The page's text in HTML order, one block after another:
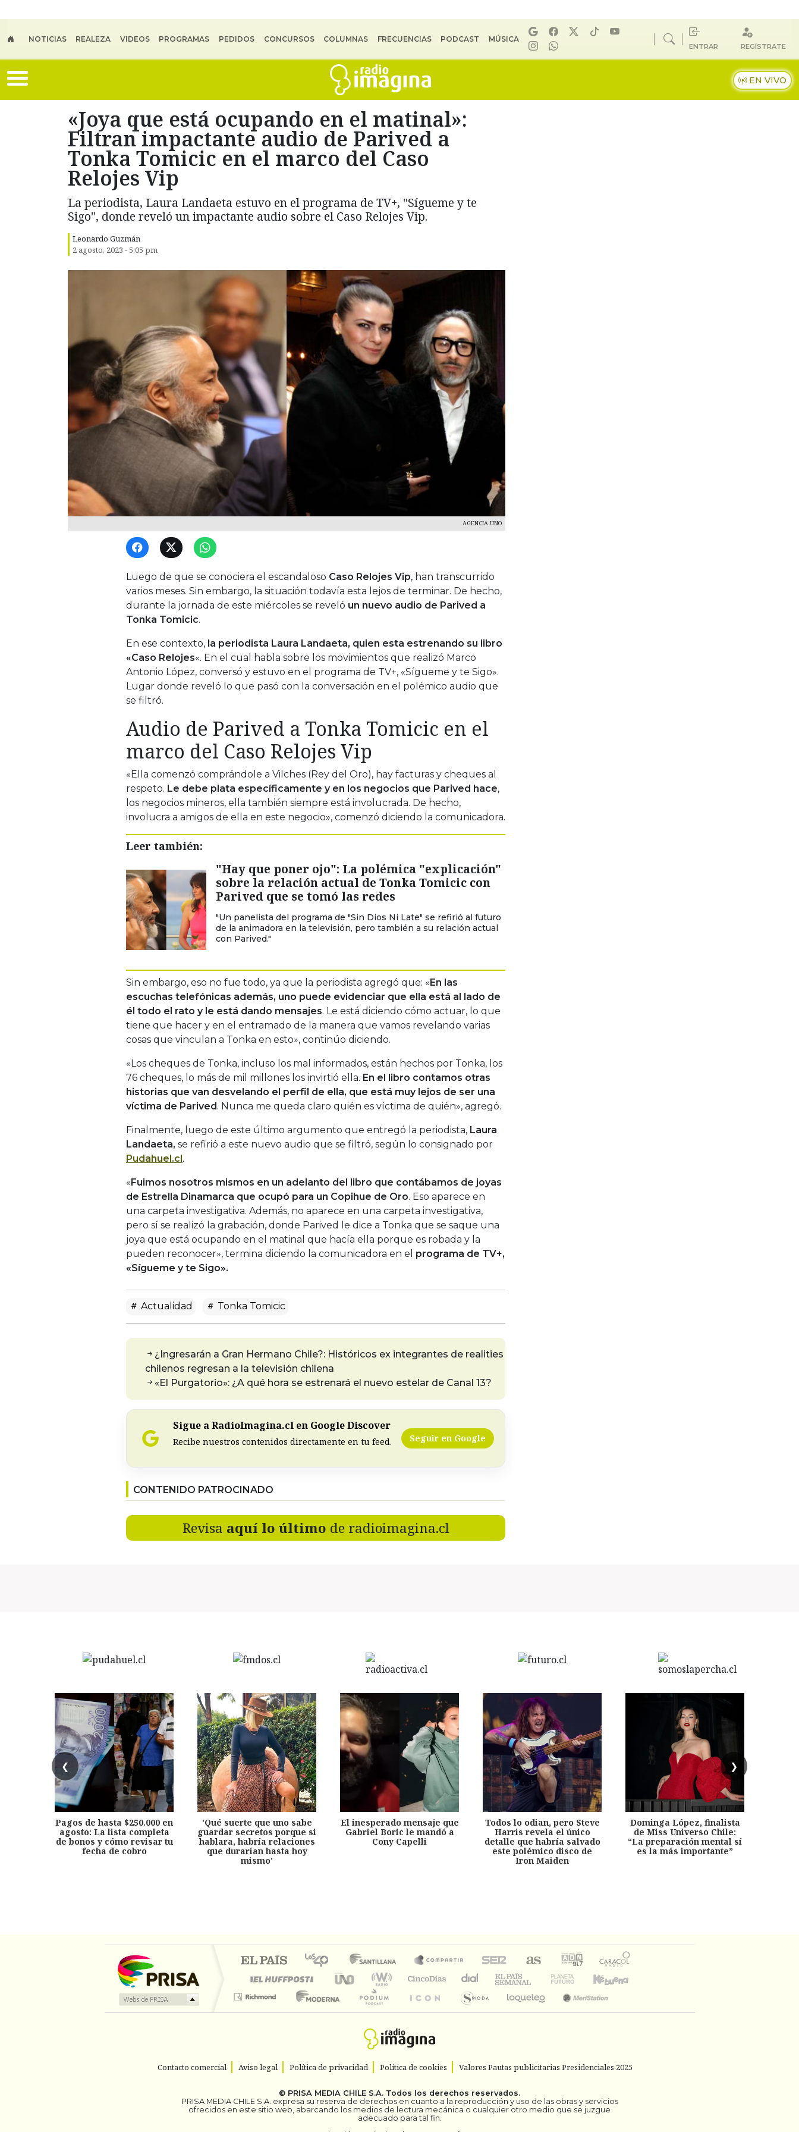
NOTICIAS REALEZA VIDEOS PROGRAMAS PEDIDOS CONCURSOS COLUMNAS FRECUENCIAS PODCAST MÚSICA
ENTRAR REGÍSTRATE
EN VIVO
«Joya que está ocupando en el matinal»:
Filtran impactante audio de Parived a
Tonka Tomicic en el marco del Caso
Relojes Vip
La periodista, Laura Landaeta estuvo en el programa de TV+, "Sígueme y te
Sigo", donde reveló un impactante audio sobre el Caso Relojes Vip.
Leonardo Guzmán
2 agosto, 2023 - 5:05 pm
AGENCIA UNO
Luego de que se conociera el escandaloso Caso Relojes Vip, han transcurrido
varios meses. Sin embargo, la situación todavía esta lejos de terminar. De hecho,
durante la jornada de este miércoles se reveló un nuevo audio de Parived a
Tonka Tomicic.
En ese contexto, la periodista Laura Landaeta, quien esta estrenando su libro
«Caso Relojes«. En el cual habla sobre los movimientos que realizó Marco
Antonio López, conversó y estuvo en el programa de TV+, «Sígueme y te Sigo».
Lugar donde reveló lo que pasó con la conversación en el polémico audio que
se filtró.
Audio de Parived a Tonka Tomicic en el
marco del Caso Relojes Vip
«Ella comenzó comprándole a Vilches (Rey del Oro), hay facturas y cheques al
respeto. Le debe plata específicamente y en los negocios que Parived hace,
los negocios mineros, ella también siempre está involucrada. De hecho,
involucra a amigos de ella en este negocio», comenzó diciendo la comunicadora.
Leer también:
"Hay que poner ojo": La polémica "explicación"
sobre la relación actual de Tonka Tomicic con
Parived que se tomó las redes
"Un panelista del programa de "Sin Dios Ni Late" se refirió al futuro
de la animadora en la televisión, pero también a su relación actual
con Parived."
Sin embargo, eso no fue todo, ya que la periodista agregó que: «En las
escuchas telefónicas además, uno puede evidenciar que ella está al lado de
él todo el rato y le está dando mensajes. Le está diciendo cómo actuar, lo que
tiene que hacer y en el entramado de la manera que vamos revelando varias
cosas que vinculan a Tonka en esto», continúo diciendo.
«Los cheques de Tonka, incluso los mal informados, están hechos por Tonka, los
76 cheques, lo más de mil millones los invirtió ella. En el libro contamos otras
historias que van desvelando el perfil de ella, que está muy lejos de ser una
víctima de Parived. Nunca me queda claro quién es víctima de quién», agregó.
Finalmente, luego de este último argumento que entregó la periodista, Laura
Landaeta, se refirió a este nuevo audio que se filtró, según lo consignado por
Pudahuel.cl.
«Fuimos nosotros mismos en un adelanto del libro que contábamos de joyas
de Estrella Dinamarca que ocupó para un Copihue de Oro. Eso aparece en
una carpeta investigativa. Además, no aparece en una carpeta investigativa,
pero sí se realizó la grabación, donde Parived le dice a Tonka que se saque una
joya que está ocupando en el matinal que hacía ella porque es robada y la
pueden reconocer», termina diciendo la comunicadora en el programa de TV+,
«Sígueme y te Sigo».
Actualidad Tonka Tomicic
¿Ingresarán a Gran Hermano Chile?: Históricos ex integrantes de realities
chilenos regresan a la televisión chilena
«El Purgatorio»: ¿A qué hora se estrenará el nuevo estelar de Canal 13?
Sigue a RadioImagina.cl en Google Discover
Recibe nuestros contenidos directamente en tu feed. Seguir en Google
CONTENIDO PATROCINADO
Revisa aquí lo último de radioimagina.cl
❮ ❯
Pagos de hasta $250.000 en
agosto: La lista completa
de bonos y cómo revisar tu
fecha de cobro
'Qué suerte que uno sabe
guardar secretos porque si
hablara, habría relaciones
que durarían hasta hoy
mismo'
El inesperado mensaje que
Gabriel Boric le mandó a
Cony Capelli
Todos lo odian, pero Steve
Harris revela el único
detalle que habría salvado
este polémico disco de
Iron Maiden
Dominga López, finalista
de Miss Universo Chile:
“La preparación mental sí
es la más importante”
Contacto comercial Aviso legal Política de privacidad Política de cookies Valores Pautas publicitarias Presidenciales 2025
© PRISA MEDIA CHILE S.A. Todos los derechos reservados.
PRISA MEDIA CHILE S.A. expresa su reserva de derechos en cuanto a la reproducción y uso de las obras y servicios
ofrecidos en este sitio web, abarcando los medios de lectura mecánica o cualquier otro medio que se juzgue
adecuado para tal fin.